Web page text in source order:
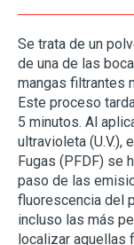
Se trata de un
de una de las
mangas filtrantes
Este proceso
5 minutos. Al
ultravioleta (U.V.),
Fugas (PFDF) se
paso de las
fluorescencia del
incluso las más
localizar aquellas